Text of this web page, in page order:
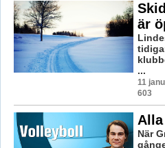
är
...
11
603
När